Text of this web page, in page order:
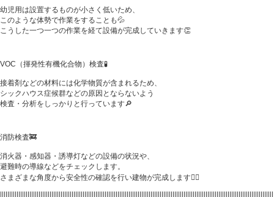
幼児用は設置するものが小さく低いため、
このような体勢で作業をすることも💦
こうした一つ一つの作業を経て設備が完成していきます👏
VOC（揮発性有機化合物）検査🧪
接着剤などの材料には化学物質が含まれるため、
シックハウス症候群などの原因とならないよう
検査・分析をしっかりと行っています🔎
消防検査🚒
消火器・感知器・誘導灯などの設備の状況や、
避難時の導線などをチェックします。
さまざまな角度から安全性の確認を行い建物が完成します👷‍♂️